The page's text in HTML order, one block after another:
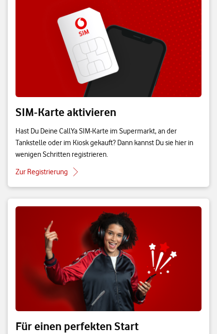
SIM-Karte aktivieren
Hast Du Deine CallYa SIM-Karte im Supermarkt, an der
Tankstelle oder im Kiosk gekauft? Dann kannst Du sie hier in
wenigen Schritten registrieren.
Zur Registrierung
Für einen perfekten Start